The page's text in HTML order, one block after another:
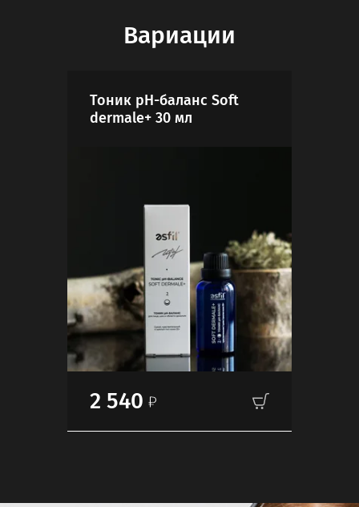
Вариации
Тоник pH-баланс Soft
dermale+ 30 мл
2 540